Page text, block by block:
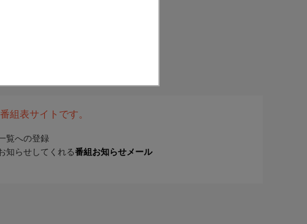
組表サイトです。
覧への登録
知らせしてくれる番組お知らせメール